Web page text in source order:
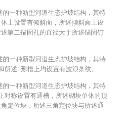
的一种新型河道生态护坡结构，其特
上设置有倾斜面，所述倾斜面上设
第二锚固孔的直径大于所述锚固钉
的一种新型河道生态护坡结构，其特
所述T形槽上均设置有波浪条纹。
的一种新型河道生态护坡结构，其特
对称设置有通槽，所述砌块单体的顶
定位块，所述三角定位块与所述通